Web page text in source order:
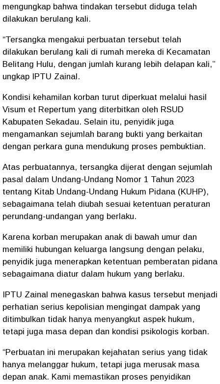
mengungkap bahwa tindakan tersebut diduga telah
dilakukan berulang kali.
“Tersangka mengakui perbuatan tersebut telah
dilakukan berulang kali di rumah mereka di Kecamatan
Belitang Hulu, dengan jumlah kurang lebih delapan kali,”
ungkap IPTU Zainal.
Kondisi kehamilan korban turut diperkuat melalui hasil
Visum et Repertum yang diterbitkan oleh RSUD
Kabupaten Sekadau. Selain itu, penyidik juga
mengamankan sejumlah barang bukti yang berkaitan
dengan perkara guna mendukung proses pembuktian.
Atas perbuatannya, tersangka dijerat dengan sejumlah
pasal dalam Undang-Undang Nomor 1 Tahun 2023
tentang Kitab Undang-Undang Hukum Pidana (KUHP),
sebagaimana telah diubah sesuai ketentuan peraturan
perundang-undangan yang berlaku.
Karena korban merupakan anak di bawah umur dan
memiliki hubungan keluarga langsung dengan pelaku,
penyidik juga menerapkan ketentuan pemberatan pidana
sebagaimana diatur dalam hukum yang berlaku.
IPTU Zainal menegaskan bahwa kasus tersebut menjadi
perhatian serius kepolisian mengingat dampak yang
ditimbulkan tidak hanya menyangkut aspek hukum,
tetapi juga masa depan dan kondisi psikologis korban.
“Perbuatan ini merupakan kejahatan serius yang tidak
hanya melanggar hukum, tetapi juga merusak masa
depan anak. Kami memastikan proses penyidikan